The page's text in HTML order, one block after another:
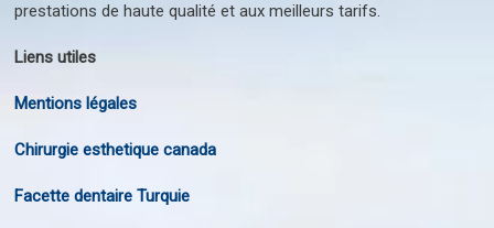
prestations de haute qualité et aux meilleurs tarifs.
Liens utiles
Mentions légales
Chirurgie esthetique canada
Facette dentaire Turquie